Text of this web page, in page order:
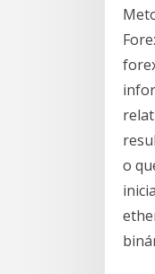
o